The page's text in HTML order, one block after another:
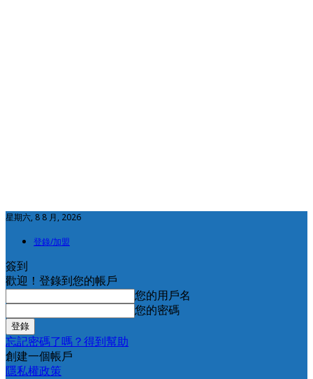
星期六, 8 8 月, 2026
登錄/加盟
簽到
歡迎！登錄到您的帳戶
您的用戶名
您的密碼
忘記密碼了嗎？得到幫助
創建一個帳戶
隱私權政策